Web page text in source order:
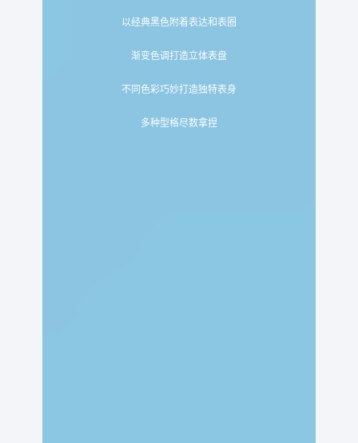
以经典黑色附着表达和表圈
渐变色调打造立体表盘
不同色彩巧妙打造独特表身
多种型格尽数拿捏